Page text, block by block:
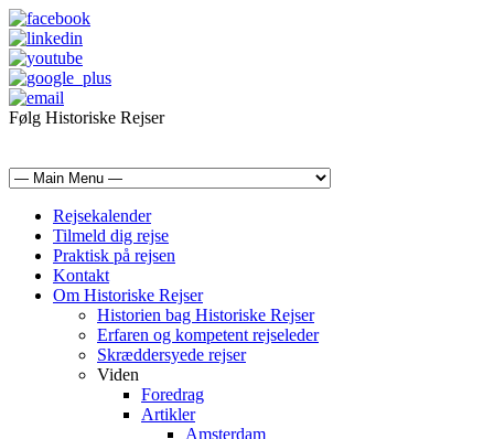
Følg Historiske Rejser
Rejsekalender
Tilmeld dig rejse
Praktisk på rejsen
Kontakt
Om Historiske Rejser
Historien bag Historiske Rejser
Erfaren og kompetent rejseleder
Skræddersyede rejser
Viden
Foredrag
Artikler
Amsterdam